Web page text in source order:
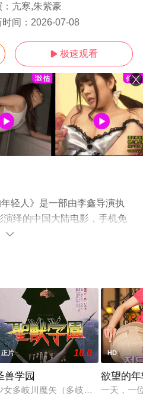
亢寒,朱紫豪
间： 2026-07-08
 极速观看
轻人》是一部由李鑫导演执
绎的中国大陆电影，手机免
大全就上天堂电影网，更多

正片 10.0
兽学园
女多岐川魔矢（多岐川裕美 饰）
HD
欲望的
一天，一